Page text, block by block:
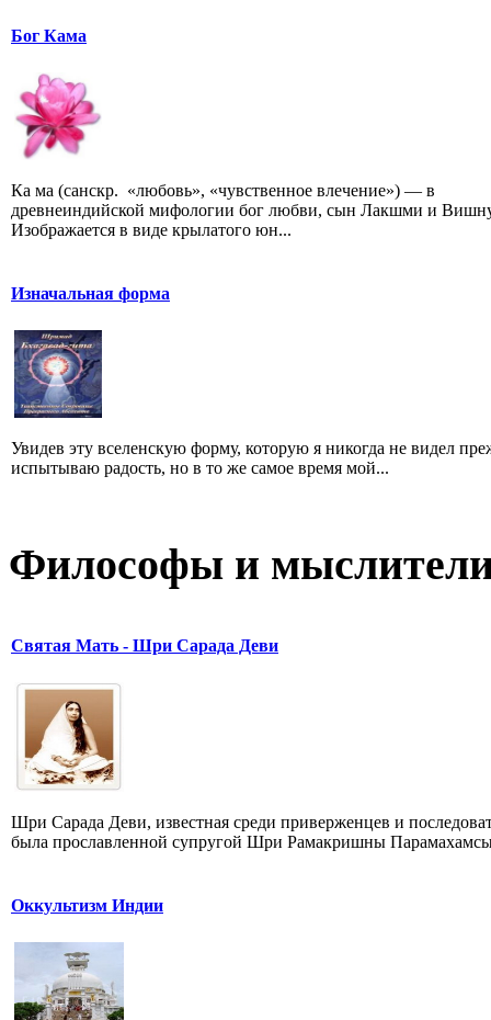
Бог Кама
Ка ма (санскр. «любовь», «чувственное влечение») — в
древнеиндийской мифологии бог любви, сын Лакшми и
Изображается в виде крылатого юн...
Изначальная форма
Увидев эту вселенскую форму, которую я никогда не видел
испытываю радость, но в то же самое время мой...
Философы и
Святая Мать - Шри Сарада Деви
Шри Сарада Деви, известная среди приверженцев и
была прославленной супругой Шри Рамакришны
Оккультизм Индии